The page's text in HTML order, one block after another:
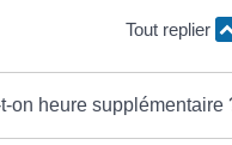
Tout replier
on heure supplémentaire